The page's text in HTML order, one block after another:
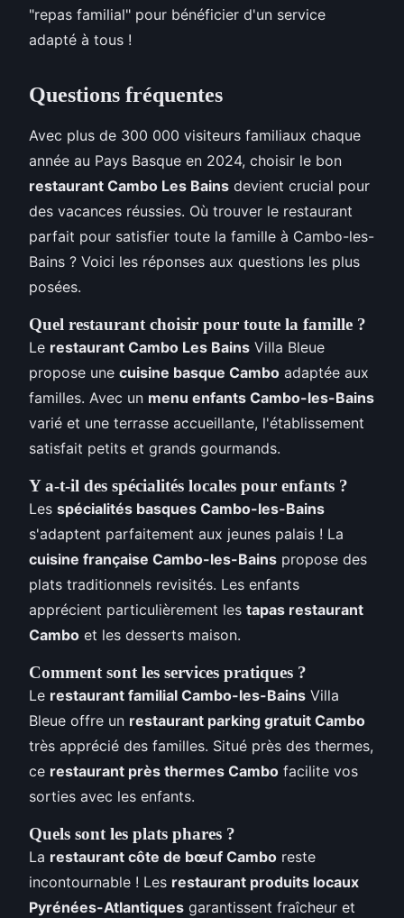
"repas familial" pour bénéficier d'un service
adapté à tous !
Questions fréquentes
Avec plus de 300 000 visiteurs familiaux chaque
année au Pays Basque en 2024, choisir le bon
restaurant Cambo Les Bains devient crucial pour
des vacances réussies. Où trouver le restaurant
parfait pour satisfier toute la famille à Cambo-les-
Bains ? Voici les réponses aux questions les plus
posées.
Quel restaurant choisir pour toute la famille ?
Le restaurant Cambo Les Bains Villa Bleue
propose une cuisine basque Cambo adaptée aux
familles. Avec un menu enfants Cambo-les-Bains
varié et une terrasse accueillante, l'établissement
satisfait petits et grands gourmands.
Y a-t-il des spécialités locales pour enfants ?
Les spécialités basques Cambo-les-Bains
s'adaptent parfaitement aux jeunes palais ! La
cuisine française Cambo-les-Bains propose des
plats traditionnels revisités. Les enfants
apprécient particulièrement les tapas restaurant
Cambo et les desserts maison.
Comment sont les services pratiques ?
Le restaurant familial Cambo-les-Bains Villa
Bleue offre un restaurant parking gratuit Cambo
très apprécié des familles. Situé près des thermes,
ce restaurant près thermes Cambo facilite vos
sorties avec les enfants.
Quels sont les plats phares ?
La restaurant côte de bœuf Cambo reste
incontournable ! Les restaurant produits locaux
Pyrénées-Atlantiques garantissent fraîcheur et